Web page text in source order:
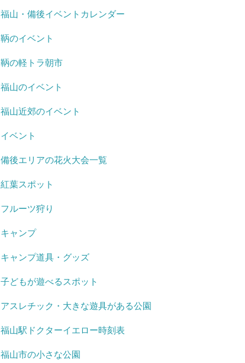
福山・備後イベントカレンダー
鞆のイベント
鞆の軽トラ朝市
福山のイベント
福山近郊のイベント
イベント
備後エリアの花火大会一覧
紅葉スポット
フルーツ狩り
キャンプ
キャンプ道具・グッズ
子どもが遊べるスポット
アスレチック・大きな遊具がある公園
福山駅ドクターイエロー時刻表
福山市の小さな公園